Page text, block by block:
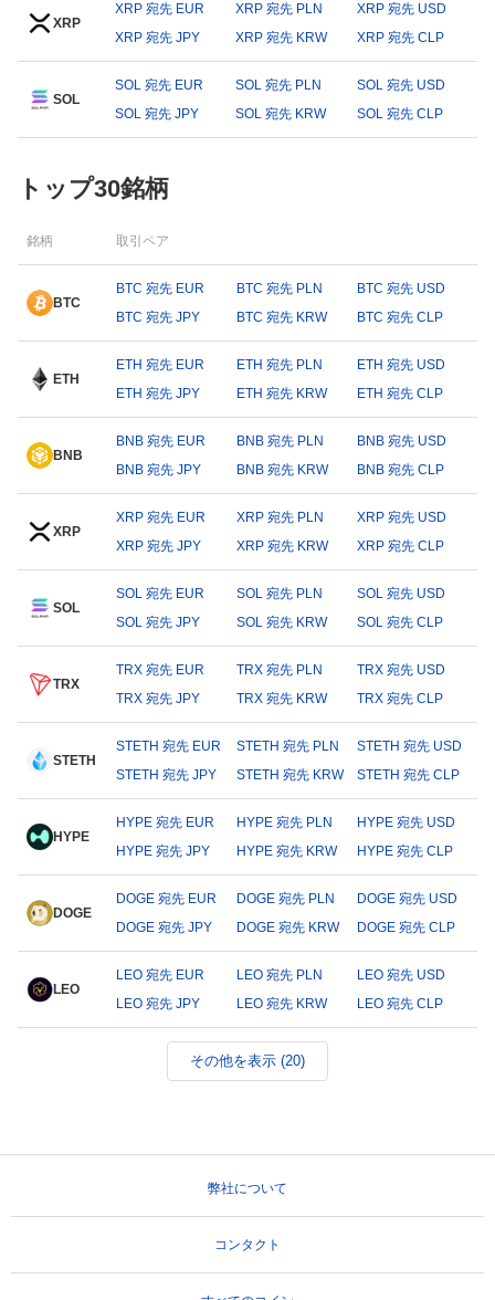
XRP
XRP 宛先 EUR XRP 宛先 PLN
XRP 宛先 USD
XRP 宛先 JPY
XRP 宛先 KRW XRP 宛先 CLP
SOL
SOL 宛先 EUR SOL 宛先 PLN
SOL 宛先 USD
SOL 宛先 JPY
SOL 宛先 KRW SOL 宛先 CLP
トップ30銘柄
銘柄 取引ペア
BTC
BTC 宛先 EUR BTC 宛先 PLN
BTC 宛先 USD
BTC 宛先 JPY
BTC 宛先 KRW BTC 宛先 CLP
ETH
ETH 宛先 EUR ETH 宛先 PLN
ETH 宛先 USD
ETH 宛先 JPY
ETH 宛先 KRW ETH 宛先 CLP
BNB
BNB 宛先 EUR BNB 宛先 PLN
BNB 宛先 USD
BNB 宛先 JPY
BNB 宛先 KRW BNB 宛先 CLP
XRP
XRP 宛先 EUR XRP 宛先 PLN
XRP 宛先 USD
XRP 宛先 JPY
XRP 宛先 KRW XRP 宛先 CLP
SOL
SOL 宛先 EUR SOL 宛先 PLN
SOL 宛先 USD
SOL 宛先 JPY
SOL 宛先 KRW SOL 宛先 CLP
TRX
TRX 宛先 EUR TRX 宛先 PLN
TRX 宛先 USD
TRX 宛先 JPY
TRX 宛先 KRW TRX 宛先 CLP
STETH
STETH 宛先 EUR STETH 宛先 PLN
STETH 宛先 USD
STETH 宛先 JPY
STETH 宛先 KRW STETH 宛先 CLP
HYPE
HYPE 宛先 EUR HYPE 宛先 PLN
HYPE 宛先 USD
HYPE 宛先 JPY
HYPE 宛先 KRW HYPE 宛先 CLP
DOGE
DOGE 宛先 EUR DOGE 宛先 PLN
DOGE 宛先 USD
DOGE 宛先 JPY
DOGE 宛先 KRW DOGE 宛先 CLP
LEO
LEO 宛先 EUR LEO 宛先 PLN
LEO 宛先 USD
LEO 宛先 JPY
LEO 宛先 KRW LEO 宛先 CLP
その他を表示 (20)
弊社について
コンタクト